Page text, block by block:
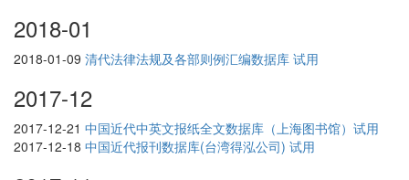
2018-01
2018-01-09 清代法律法规及各部则例汇编数据库 试用
2017-12
2017-12-21 中国近代中英文报纸全文数据库（上海图书馆）试用
2017-12-18 中国近代报刊数据库(台湾得泓公司) 试用